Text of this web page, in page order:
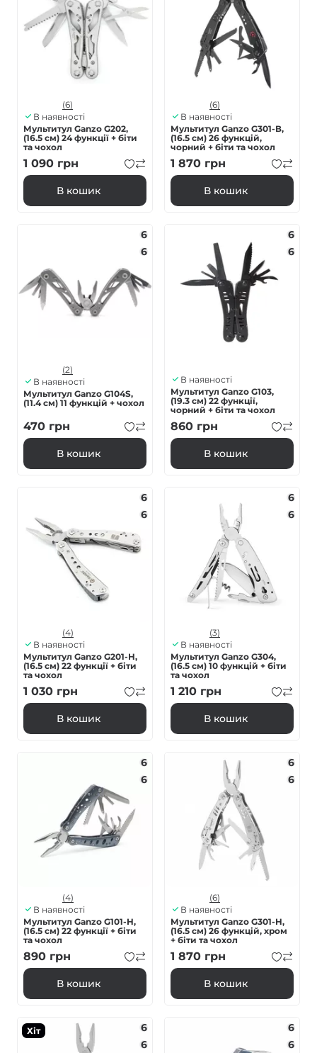
(6)
В наявності
Мультитул Ganzo G202,
(16.5 см) 24 функції + біти
та чохол
1 090 грн
В кошик
(6)
В наявності
Мультитул Ganzo G301-В,
(16.5 см) 26 функцій,
чорний + біти та чохол
1 870 грн
В кошик
6
6
(2)
В наявності
Мультитул Ganzo G104S,
(11.4 см) 11 функцій + чохол
470 грн
В кошик
6
6
В наявності
Мультитул Ganzo G103,
(19.3 см) 22 функції,
чорний + біти та чохол
860 грн
В кошик
6
6
(4)
В наявності
Мультитул Ganzo G201-H,
(16.5 см) 22 функції + біти
та чохол
1 030 грн
В кошик
6
6
(3)
В наявності
Мультитул Ganzo G304,
(16.5 см) 10 функцій + біти
та чохол
1 210 грн
В кошик
6
6
(4)
В наявності
Мультитул Ganzo G101-H,
(16.5 см) 22 функції + біти
та чохол
890 грн
В кошик
6
6
(6)
В наявності
Мультитул Ganzo G301-H,
(16.5 см) 26 функцій, хром
+ біти та чохол
1 870 грн
В кошик
Хіт
6
6
6
6